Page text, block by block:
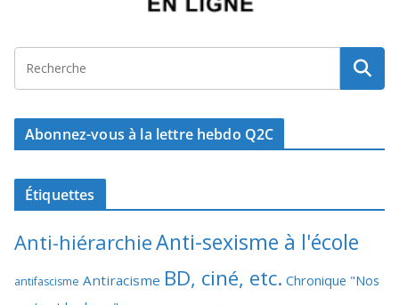
Abonnez-vous à la lettre hebdo Q2C
Étiquettes
Anti-hiérarchieAnti-sexisme à l'école
antifascisme Antiracisme BD, ciné, etc. Chronique "Nos